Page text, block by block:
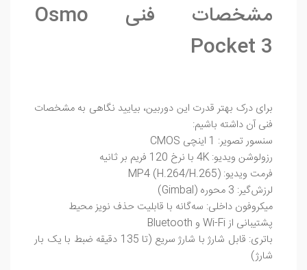
مشخصات فنی Osmo
Pocket 3
برای درک بهتر قدرت این دوربین، بیایید نگاهی به مشخصات
فنی آن داشته باشیم:
سنسور تصویر: 1 اینچی CMOS
رزولوشن ویدیو: 4K با نرخ 120 فریم بر ثانیه
فرمت ویدیو: MP4 (H.264/H.265)
لرزش‌گیر: 3 محوره (Gimbal)
میکروفون داخلی: سه‌گانه با قابلیت حذف نویز محیط
پشتیبانی از Wi-Fi و Bluetooth
باتری: قابل شارژ با شارژ سریع (تا 135 دقیقه ضبط با یک بار
شارژ)